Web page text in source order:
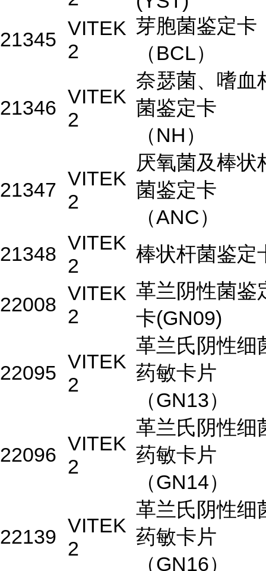
21345 VITEK
2
芽胞菌鉴定卡
（BCL）
21346 VITEK
2
奈瑟菌、嗜血
菌鉴定卡
（NH）
21347 VITEK
2
厌氧菌及棒状
菌鉴定卡
（ANC）
21348 VITEK
2
棒状杆菌鉴定
22008 VITEK
2
革兰阴性菌鉴
卡(GN09)
22095 VITEK
2
革兰氏阴性细
药敏卡片
（GN13）
22096 VITEK
2
革兰氏阴性细
药敏卡片
（GN14）
22139 VITEK
2
革兰氏阴性细
药敏卡片
（GN16）